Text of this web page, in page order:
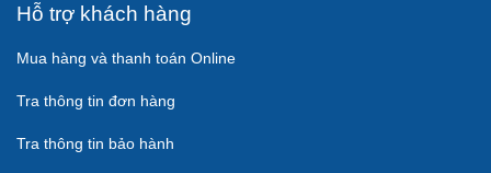
Hỗ trợ khách hàng
Mua hàng và thanh toán Online
Tra thông tin đơn hàng
Tra thông tin bảo hành